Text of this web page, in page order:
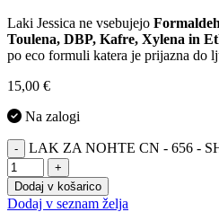
Laki Jessica ne vsebujejo
Toulena, DBP, Kafre, Xylena in
po eco formuli katera je prijazna do
15,00 €
Na zalogi
- LAK ZA NOHTE CN - 656 -
+
Dodaj v košarico
Dodaj v seznam želja